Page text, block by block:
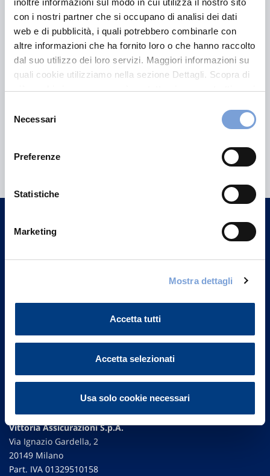
con i nostri partner che si occupano di analisi dei dati
web e di pubblicità, i quali potrebbero combinarle con
altre informazioni che ha fornito loro o che hanno raccolto
dal suo utilizzo dei loro servizi. Maggiori informazioni su
quali cookie utilizziamo nella sezione Dettagli. Scopra di
più su chi siamo, come può contattarci e come trattiamo i
può trovare nel footer del sito nella sezione "Informativa
delNecessari
Preferenze
Statistiche
Marketing
Mostra dettagli
Accetta tutti
Accetta selezionati
Usa solo cookie necessari
Chiama ora
Hai bisogno di
Trova l'Agenzia più vicina a te e parla con
Contattaci
Vittoria Assicurazioni S.p.A.
Via Ignazio Gardella, 2
20149 Milano
Part. IVA 01329510158